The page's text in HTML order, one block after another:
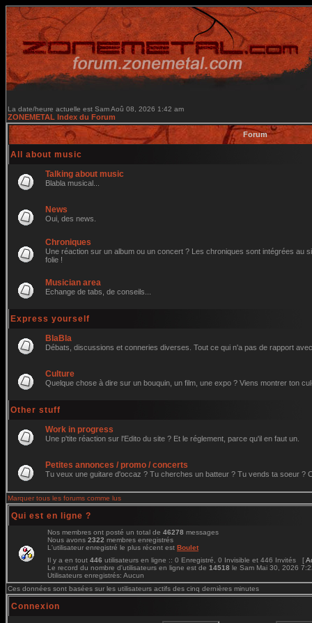
La date/heure actuelle est Sam Aoû 08, 2026 1:42 am
ZONEMETAL Index du Forum
Forum
All about music
Talking about music
Blabla musical...
News
Oui, des news.
Chroniques
Une réaction sur un album ou un concert ? Les chroniques sont intégrées au
folie !
Musician area
Echange de tabs, de conseils...
Express yourself
BlaBla
Débats, discussions et conneries diverses. Tout ce qui n'a pas de rapport
Culture
Quelque chose à dire sur un bouquin, un film, une expo ? Viens montrer ton
Other stuff
Work in progress
Une p'tite réaction sur l'Edito du site ? Et le réglement, parce qu'il en faut un.
Petites annonces / promo / concerts
Tu veux une guitare d'occaz ? Tu cherches un batteur ? Tu vends ta soeur ?
Marquer tous les forums comme lus
Qui est en ligne ?
Nos membres ont posté un total de 46278 messages
Nous avons 2322 membres enregistrés
L'utilisateur enregistré le plus récent est Boulet
Il y a en tout 446 utilisateurs en ligne :: 0 Enregistré, 0 Invisible et 446 Invités [
Le record du nombre d'utilisateurs en ligne est de 14518 le Sam Mai 30, 2026
Utilisateurs enregistrés: Aucun
Ces données sont basées sur les utilisateurs actifs des cinq dernières minutes
Connexion